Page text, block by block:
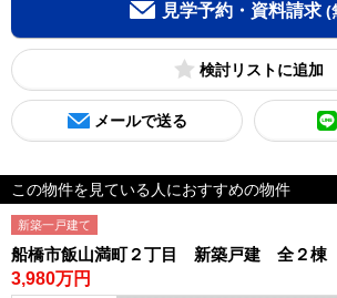
見学予約・資料請求 (
検討リスト
メールで送る
この物件を見ている人におすすめの物件
新築一戸建て
船橋市飯山満町２丁目 新築戸建 全２棟
3,980万円